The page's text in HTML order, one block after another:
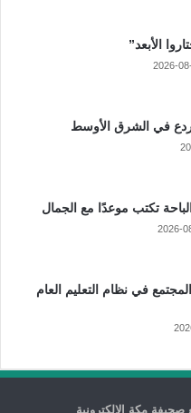
الأبعد”
2026-
في الشرق الأوسط
تكتب موعدًا مع الجمال
2026-
في نظام التعليم العام
مكة الإلكترونية